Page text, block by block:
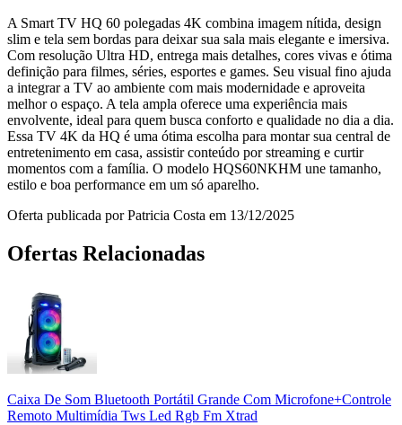
A Smart TV HQ 60 polegadas 4K combina imagem nítida, design
slim e tela sem bordas para deixar sua sala mais elegante e imersiva.
Com resolução Ultra HD, entrega mais detalhes, cores vivas e ótima
definição para filmes, séries, esportes e games. Seu visual fino ajuda
a integrar a TV ao ambiente com mais modernidade e aproveita
melhor o espaço. A tela ampla oferece uma experiência mais
envolvente, ideal para quem busca conforto e qualidade no dia a dia.
Essa TV 4K da HQ é uma ótima escolha para montar sua central de
entretenimento em casa, assistir conteúdo por streaming e curtir
momentos com a família. O modelo HQS60NKHM une tamanho,
estilo e boa performance em um só aparelho.
Oferta publicada por Patricia Costa em 13/12/2025
Ofertas Relacionadas
Caixa De Som Bluetooth Portátil Grande Com Microfone+Controle
Remoto Multimídia Tws Led Rgb Fm Xtrad